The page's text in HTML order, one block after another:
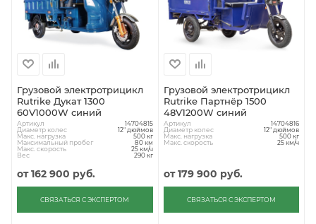
Грузовой электротрицикл
Rutrike Дукат 1300
60V1000W синий
Артикул 14704815
Диаметр колес 12" дюймов
Макс. нагрузка 500 кг
Максимальный пробег 80 км
Макс. скорость 25 км/ч
Вес 290 кг
от162 900 руб.
СВЯЗАТЬСЯ С ЭКСПЕРТОМ
Грузовой электротрицикл
Rutrike Партнёр 1500
48V1200W синий
Артикул 14704816
Диаметр колес 12" дюймов
Макс. нагрузка 500 кг
Макс. скорость 25 км/ч
от179 900 руб.
СВЯЗАТЬСЯ С ЭКСПЕРТОМ